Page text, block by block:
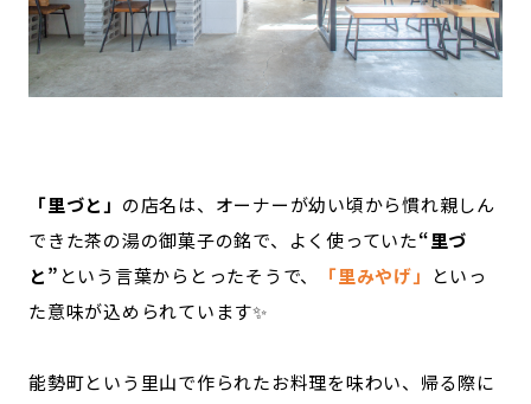
「里づと」 の店名は、オーナーが幼い頃から慣れ親しん
できた茶の湯の御菓子の銘で、よく使っていた“里づ
と” という言葉からとったそうで、 「里みやげ」
といっ
た意味が込められています✨
能勢町という里山で作られたお料理を味わい、帰る際に